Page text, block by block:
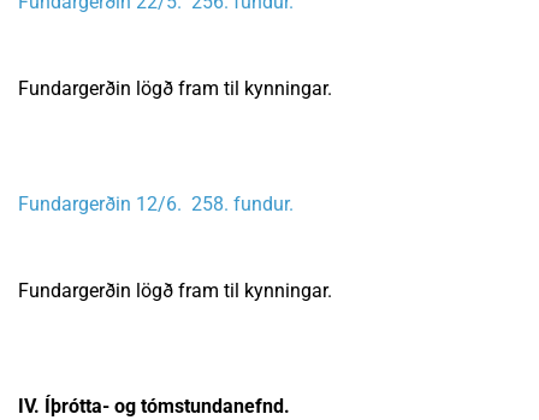
Fundargerðin lögð fram til kynningar.
Fundargerðin 12/6. 258. fundur.
Fundargerðin lögð fram til kynningar.
IV. Íþrótta- og tómstundanefnd.